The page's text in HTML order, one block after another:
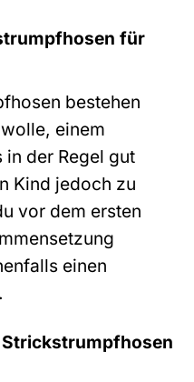
für
bestehen
einem
der Regel gut
Kind jedoch zu
vor dem ersten
einen
Strickstrumpfhosen